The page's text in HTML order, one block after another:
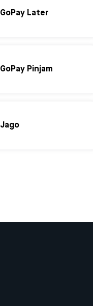
GoPay Later
GoPay Pinjam
Jago